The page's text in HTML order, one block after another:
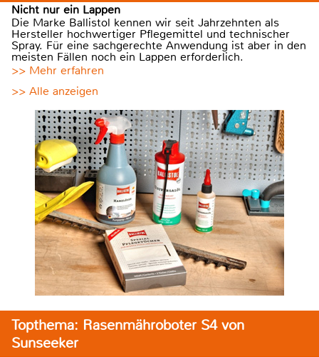
Nicht nur ein Lappen
Die Marke Ballistol kennen wir seit Jahrzehnten als
Hersteller hochwertiger Pflegemittel und technischer
Spray. Für eine sachgerechte Anwendung ist aber in den
meisten Fällen noch ein Lappen erforderlich.
>> Mehr erfahren
>> Alle anzeigen
Topthema: Rasenmähroboter S4 von
Sunseeker